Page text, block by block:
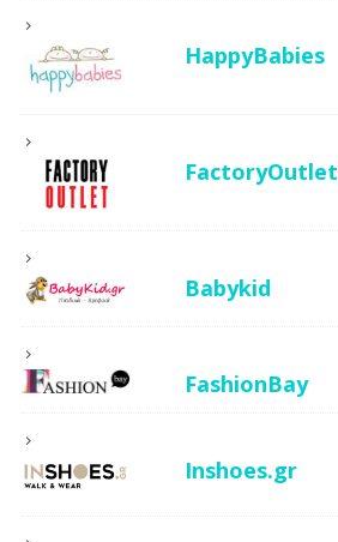
HappyBabies
FactoryOutlet
Babykid
FashionBay
Inshoes.gr